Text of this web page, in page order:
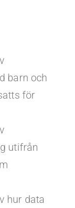
barn och
för
utifrån
hur data